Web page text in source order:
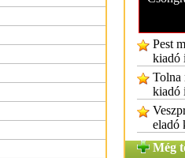
Pest
kiadó
Tolna
kiadó
eladó
Még